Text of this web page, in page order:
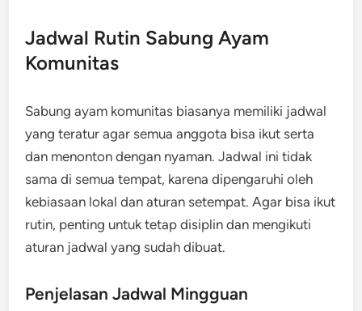
Jadwal Rutin Sabung Ayam
Komunitas
Sabung ayam komunitas biasanya memiliki jadwal
yang teratur agar semua anggota bisa ikut serta
dan menonton dengan nyaman. Jadwal ini tidak
sama di semua tempat, karena dipengaruhi oleh
kebiasaan lokal dan aturan setempat. Agar bisa ikut
rutin, penting untuk tetap disiplin dan mengikuti
aturan jadwal yang sudah dibuat.
Penjelasan Jadwal Mingguan